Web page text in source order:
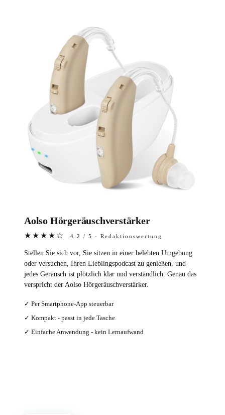
Aolso Hörgeräuschverstärker
★★★★☆ 4.2 / 5 · Redaktionswertung
Stellen Sie sich vor, Sie sitzen in einer belebten Umgebung
oder versuchen, Ihren Lieblingspodcast zu genießen, und
jedes Geräusch ist plötzlich klar und verständlich. Genau das
verspricht der Aolso Hörgeräuschverstärker.
✓ Per Smartphone-App steuerbar
✓ Kompakt - passt in jede Tasche
✓ Einfache Anwendung - kein Lernaufwand